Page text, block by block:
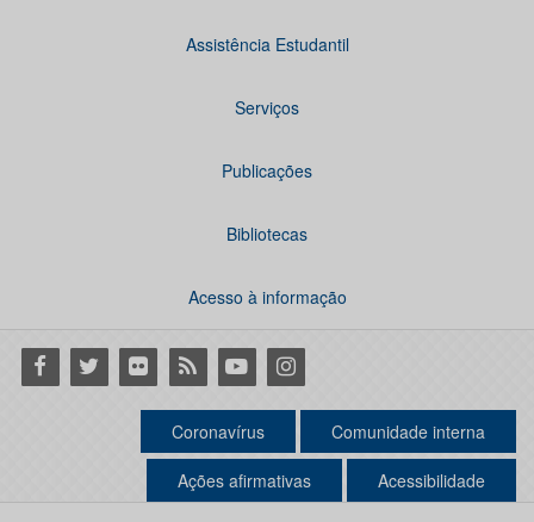
Assistência Estudantil
Serviços
Publicações
Bibliotecas
Acesso à informação
Facebook
Twitter Flickr RSS YoutubeInstagram
Coronavírus Comunidade interna
Ações afirmativas Acessibilidade